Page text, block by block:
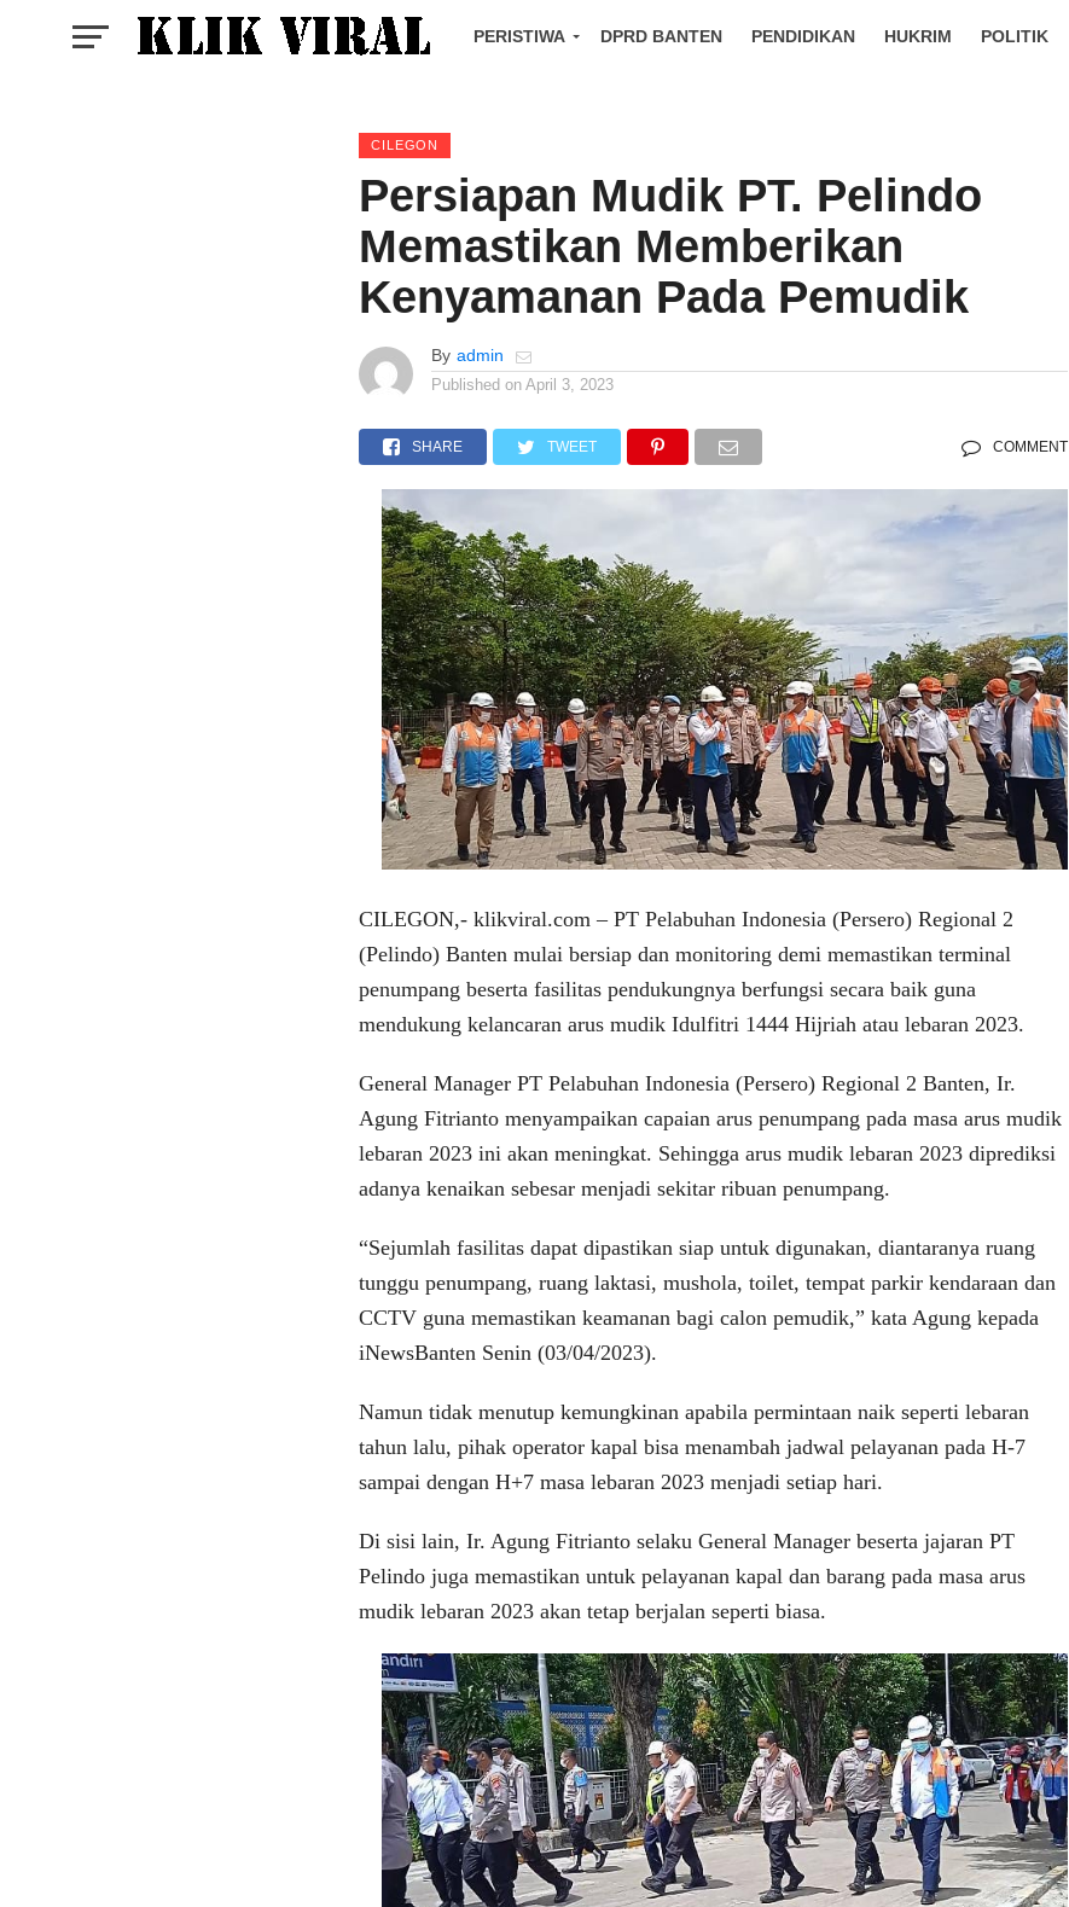
PERISTIWA DPRD BANTEN PENDIDIKAN HUKRIM POLITIK
CILEGON
Persiapan Mudik PT. Pelindo
Memastikan Memberikan
Kenyamanan Pada Pemudik
By admin
Published on April 3, 2023
SHARE TWEET COMMENT
CILEGON,- klikviral.com – PT Pelabuhan Indonesia (Persero) Regional 2
(Pelindo) Banten mulai bersiap dan monitoring demi memastikan terminal
penumpang beserta fasilitas pendukungnya berfungsi secara baik guna
mendukung kelancaran arus mudik Idulfitri 1444 Hijriah atau lebaran 2023.
General Manager PT Pelabuhan Indonesia (Persero) Regional 2 Banten, Ir.
Agung Fitrianto menyampaikan capaian arus penumpang pada masa arus mudik
lebaran 2023 ini akan meningkat. Sehingga arus mudik lebaran 2023 diprediksi
adanya kenaikan sebesar menjadi sekitar ribuan penumpang.
“Sejumlah fasilitas dapat dipastikan siap untuk digunakan, diantaranya ruang
tunggu penumpang, ruang laktasi, mushola, toilet, tempat parkir kendaraan dan
CCTV guna memastikan keamanan bagi calon pemudik,” kata Agung kepada
iNewsBanten Senin (03/04/2023).
Namun tidak menutup kemungkinan apabila permintaan naik seperti lebaran
tahun lalu, pihak operator kapal bisa menambah jadwal pelayanan pada H-7
sampai dengan H+7 masa lebaran 2023 menjadi setiap hari.
Di sisi lain, Ir. Agung Fitrianto selaku General Manager beserta jajaran PT
Pelindo juga memastikan untuk pelayanan kapal dan barang pada masa arus
mudik lebaran 2023 akan tetap berjalan seperti biasa.